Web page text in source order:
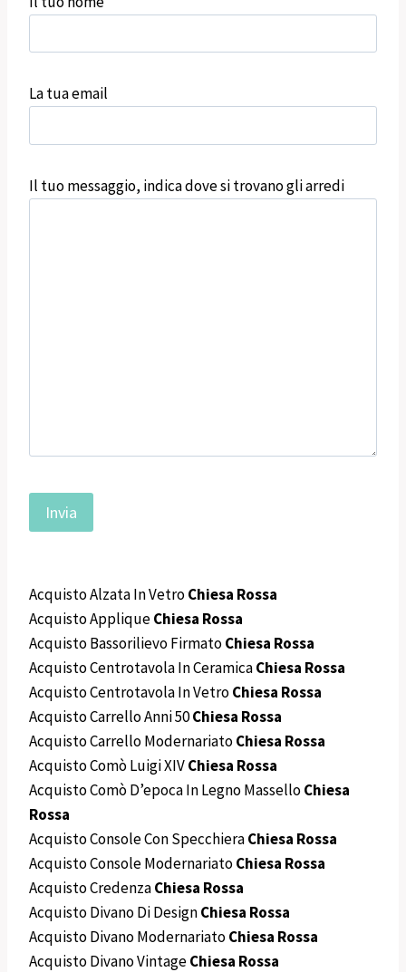
La tua email
Il tuo messaggio, indica dove si trovano gli arredi
Acquisto Alzata In VetroChiesa Rossa
Acquisto AppliqueChiesa Rossa
Acquisto Bassorilievo FirmatoChiesa Rossa
Acquisto Centrotavola In CeramicaChiesa Rossa
Acquisto Centrotavola In VetroChiesa Rossa
Acquisto Carrello Anni 50Chiesa Rossa
Acquisto Carrello ModernariatoChiesa Rossa
Acquisto Comò Luigi XIVChiesa Rossa
Acquisto Comò D’epoca In Legno MasselloChiesa
Rossa
Acquisto Console Con SpecchieraChiesa Rossa
Acquisto Console ModernariatoChiesa Rossa
Acquisto CredenzaChiesa Rossa
Acquisto Divano Di DesignChiesa Rossa
Acquisto Divano ModernariatoChiesa Rossa
Acquisto Divano VintageChiesa Rossa